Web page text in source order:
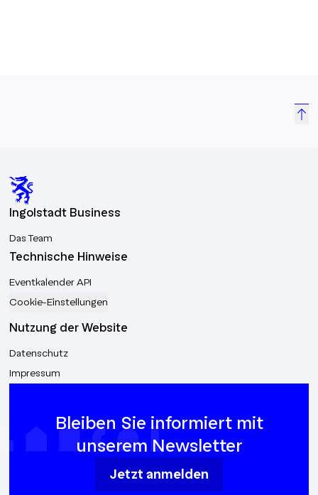
Ingolstadt Business
Das Team
Technische Hinweise
Eventkalender API
Cookie-Einstellungen
Nutzung der Website
Datenschutz
Impressum
Bleiben Sie informiert mit
unserem Newsletter
Jetzt anmelden